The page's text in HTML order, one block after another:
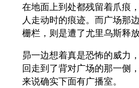
在地面上到处都残留着爪痕
人走动时的痕迹。而广场那
栅栏，则是遭了尤里乌斯释
昴一边想着真是恐怖的威力
回走到了背对广场的那一侧
来说确实下面有广播室。